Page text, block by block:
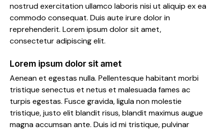
nostrud exercitation ullamco laboris nisi ut aliquip ex ea
commodo consequat. Duis aute irure dolor in
reprehenderit. Lorem ipsum dolor sit amet,
consectetur adipiscing elit.
Lorem ipsum dolor sit amet
Aenean et egestas nulla. Pellentesque habitant morbi
tristique senectus et netus et malesuada fames ac
turpis egestas. Fusce gravida, ligula non molestie
tristique, justo elit blandit risus, blandit maximus augue
magna accumsan ante. Duis id mi tristique, pulvinar